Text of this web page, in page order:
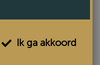
Ik ga akkoord